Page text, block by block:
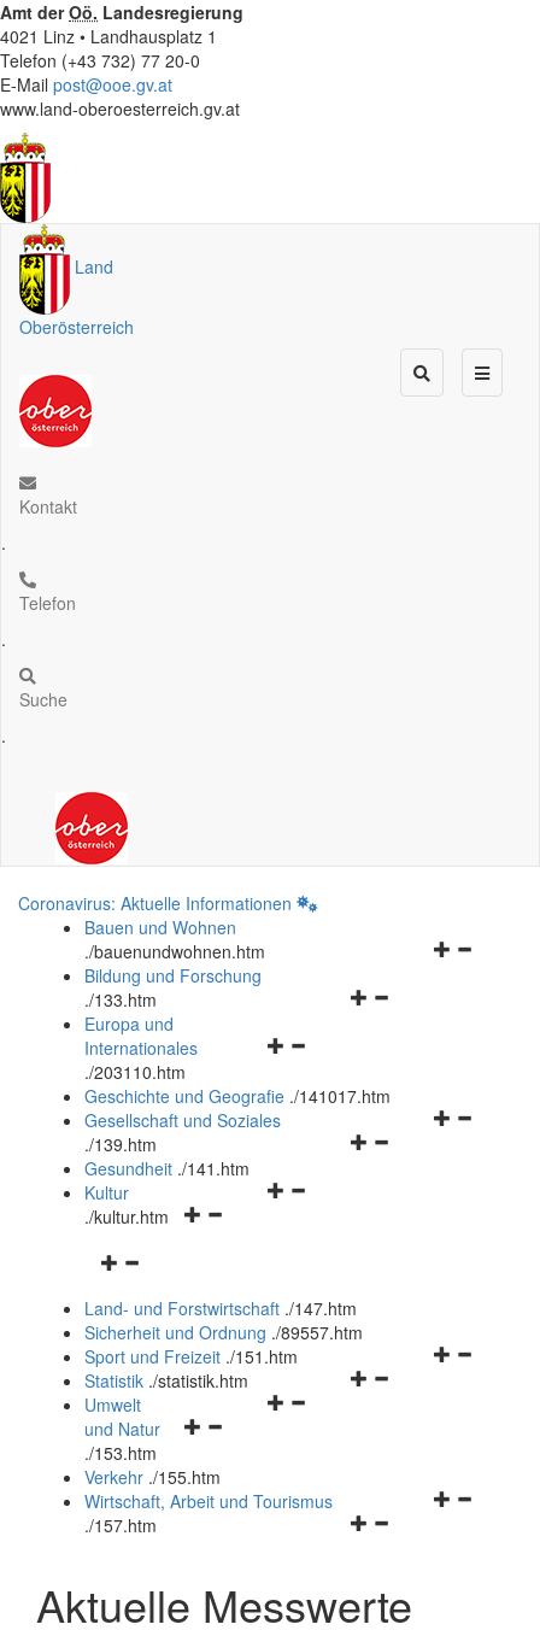
Amt derOö. Landesregierung
4021 Linz • Landhausplatz 1
Telefon (+43 732) 77 20-0
E-Mail post@ooe.gv.at
www.land-oberoesterreich.gv.at
Land
Oberösterreich
Kontakt
.
Telefon
.
Suche
.
Coronavirus: Aktuelle Informationen
Bauen und Wohnen
./bauenundwohnen.htm
Navigationsmenü
Bildung und Forschung
./133.htm
Navigationsmenü
und
schließen
Europa und
Internationales
./203110.htm
Geschichte und Geografie ./141017.htm
Navigationsmenü
Gesellschaft und Soziales
./139.htm
Navigationsmenü
Gesundheit ./141.htm
Navigationsmenü
Kultur
./kultur.htm
Navigationsmenü
und
schließen
Land- und Forstwirtschaft ./147.htm
Sicherheit und Ordnung ./89557.htm
Navigationsmenü
Sport und Freizeit ./151.htm
Navigationsmenü
Statistik ./statistik.htm
Navigationsmenü
und
schließen
Umwelt
und Natur
./153.htm
Verkehr ./155.htm
Navigationsmenü
schließen
Wirtschaft, Arbeit und Tourismus
./157.htm
Aktuelle Messwerte